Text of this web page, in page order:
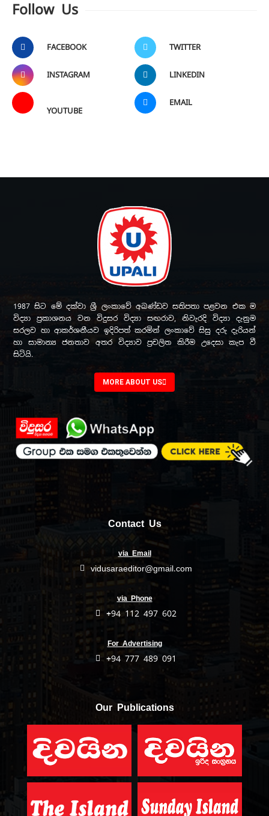
Follow Us
FACEBOOK TWITTER
INSTAGRAM LINKEDIN
YOUTUBE
EMAIL
1987 සිට මේ දක්වා ශ්‍රී ලංකාවේ අඛණ්ඩව සතිපතා පළවන එක ම
විද්‍යා ප්‍රකාශනය වන විදුසර විද්‍යා සඟරාව, නිවැරදි විද්‍යා දැනුම
සරලව හා ආකර්ශනීයව ඉදිරිපත් කරමින් ලංකාවේ සිසු දරු දැරියන්
හා සාමාන්‍ය ජනතාව අතර විද්‍යාව ප්‍රචලිත කිරීම උදෙසා කැප වී
සිටියි.
MORE ABOUT US
Contact Us
via Email
vidusaraeditor@gmail.com
via Phone
+94 112 497 602
For Advertising
+94 777 489 091
Our Publications